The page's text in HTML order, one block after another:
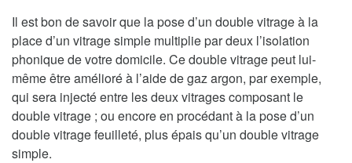
Il est bon de savoir que la pose d’un double vitrage à la
place d’un vitrage simple multiplie par deux l’isolation
phonique de votre domicile. Ce double vitrage peut lui-
même être amélioré à l’aide de gaz argon, par exemple,
qui sera injecté entre les deux vitrages composant le
double vitrage ; ou encore en procédant à la pose d’un
double vitrage feuilleté, plus épais qu’un double vitrage
simple.